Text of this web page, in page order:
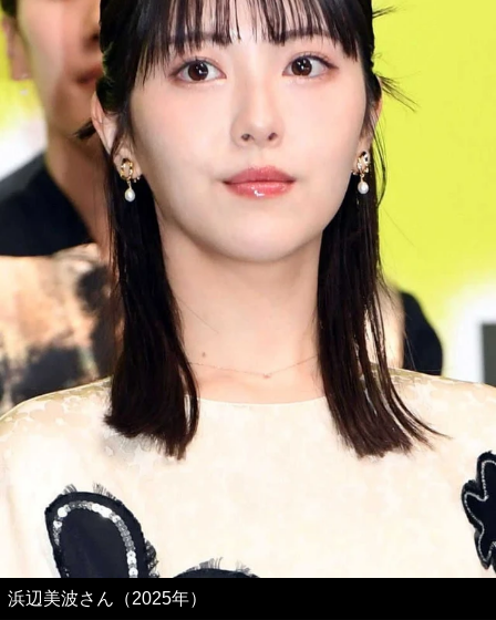
浜辺美波さん（2025年）